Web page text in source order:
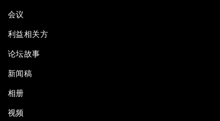
会议
利益相关方
论坛故事
新闻稿
相册
视频